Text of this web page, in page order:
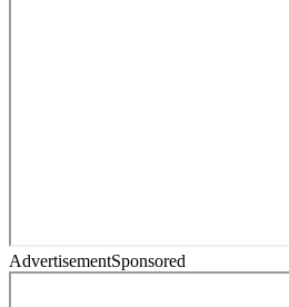
AdvertisementSponsored